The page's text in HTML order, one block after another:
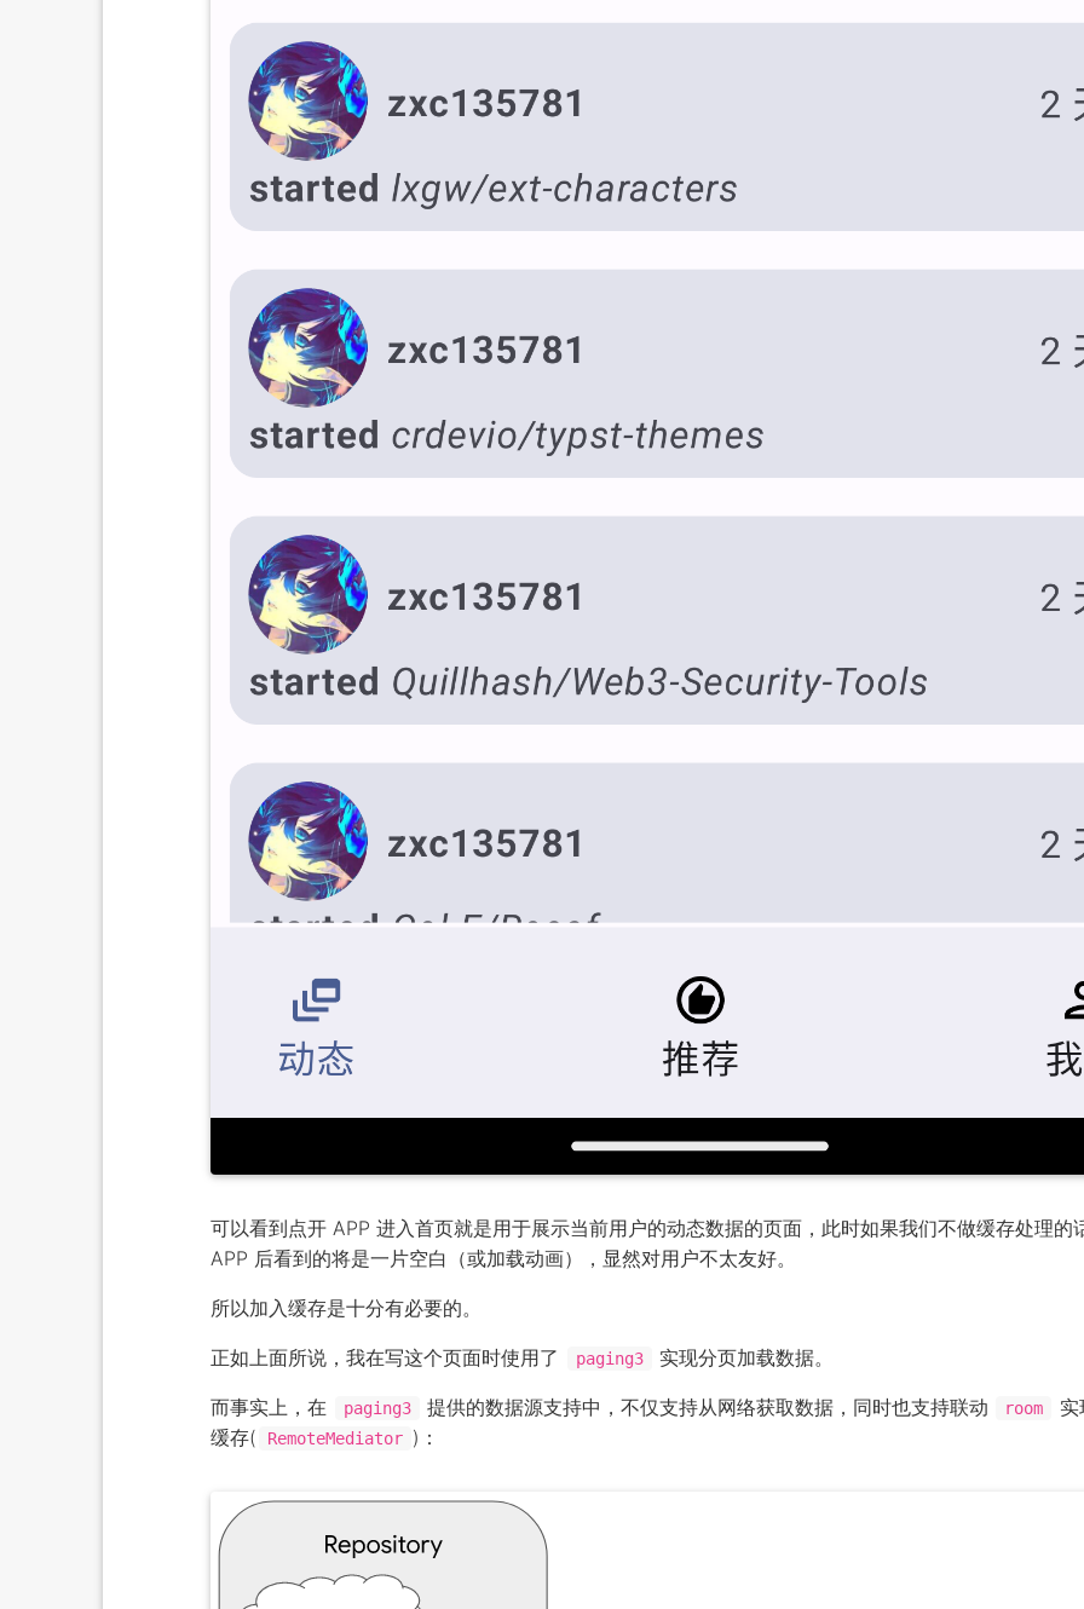
可以看到点开 APP 进入首页就是用于展示当前用户的动态数据的页面，此时如果我们不做缓存处理的
APP 后看到的将是一片空白（或加载动画），显然对用户不太友好。
所以加入缓存是十分有必要的。
正如上面所说，我在写这个页面时使用了 paging3 实现分页加载数据。
而事实上，在 paging3 提供的数据源支持中，不仅支持从网络获取数据，同时也支持联动 room
缓存(
RemoteMediator )：